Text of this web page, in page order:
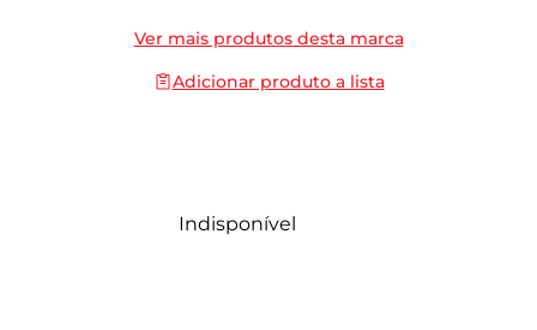
Ver mais produtos desta marca
Adicionar produto a lista
Indisponível